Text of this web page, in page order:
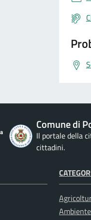
Comune di
Il portale della
cittadini.
Ambiente